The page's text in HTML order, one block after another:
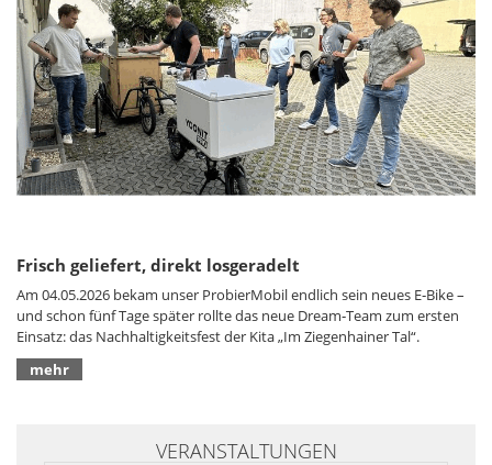
Frisch geliefert, direkt losgeradelt
Am 04.05.2026 bekam unser ProbierMobil endlich sein neues E‑Bike –
und schon fünf Tage später rollte das neue Dream‑Team zum ersten
Einsatz: das Nachhaltigkeitsfest der Kita „Im Ziegenhainer Tal“.
mehr
VERANSTALTUNGEN